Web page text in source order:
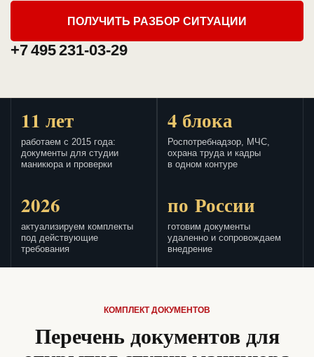
ПОЛУЧИТЬ РАЗБОР СИТУАЦИИ
+7 495 231-03-29
11 лет
работаем с 2015 года:
документы для студии
маникюра и проверки
4 блока
Роспотребнадзор, МЧС,
охрана труда и кадры
в одном контуре
2026
актуализируем комплекты
под действующие
требования
по России
готовим документы
удаленно и сопровождаем
внедрение
КОМПЛЕКТ ДОКУМЕНТОВ
Перечень документов для